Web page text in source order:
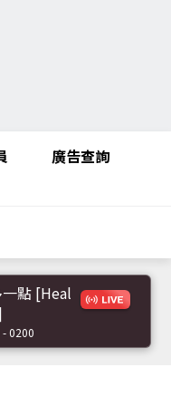
廣告查詢
點 [Heal
0200